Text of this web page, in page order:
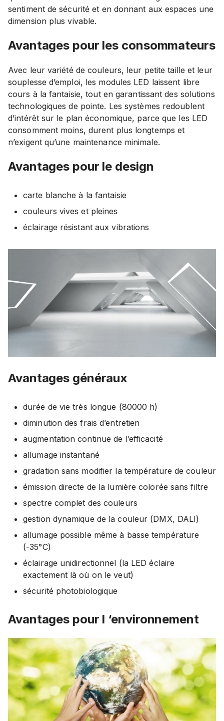
sentiment de sécurité et en donnant aux espaces une
dimension plus vivable.
Avantages pour les consommateurs
Avec leur variété de couleurs, leur petite taille et leur
souplesse d’emploi, les modules LED laissent libre
cours à la fantaisie, tout en garantissant des solutions
technologiques de pointe. Les systèmes redoublent
d’intérêt sur le plan économique, parce que les LED
consomment moins, durent plus longtemps et
n’exigent qu’une maintenance minimale.
Avantages pour le design
carte blanche à la fantaisie
couleurs vives et pleines
éclairage résistant aux vibrations
Avantages généraux
durée de vie très longue (80000 h)
diminution des frais d’entretien
augmentation continue de l’efficacité
allumage instantané
gradation sans modifier la température de couleur
émission directe de la lumière colorée sans filtre
spectre complet des couleurs
gestion dynamique de la couleur (DMX, DALI)
allumage possible même à basse température
(-35°C)
éclairage unidirectionnel (la LED éclaire
exactement là où on le veut)
sécurité photobiologique
Avantages pour l ‘environnement